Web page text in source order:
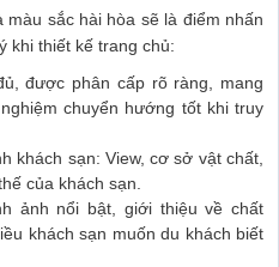
sắc hài hòa sẽ là điểm nhấn
khi thiết kế trang chủ:
được phân cấp rõ ràng, mang
chuyển hướng tốt khi truy
khách sạn: View, cơ sở vật chất,
của khách sạn.
ảnh nổi bật, giới thiệu về chất
khách sạn muốn du khách biết